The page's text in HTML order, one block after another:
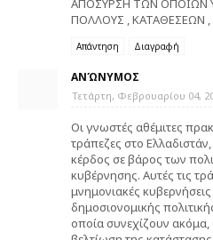
ΑΠΟΣΥΡΣΗ ΤΩΝ ΟΠΟΙΩΝ
ΠΟΛΛΟΥΣ , ΚΑΤΑΘΕΣΕΩΝ ,
Απάντηση Διαγραφή
ΑΝΏΝΥΜΟΣ
Τετάρτη, Φεβρουαρίου 04,
Οι γνωστές αθέμιτες
τράπεζες στο
κέρδος σε βάρος των
κυβέρνησης. Αυτές τις
μνημονιακές
δημοσιονομικής
οποία συνεχίζουν